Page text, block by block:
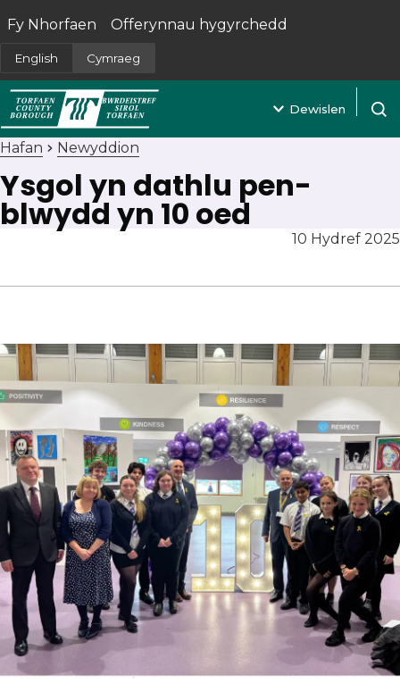
English Cymraeg
Fy Nhorfaen
(yn agor mewn tab newydd)
Offerynnau hygyrchedd
Dewislen
Hafan Newyddion
Ysgol yn dathlu pen-
blwydd yn 10 oed
10 Hydref 2025